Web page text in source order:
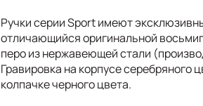
Ручки серии Sport имеют
отличающийся оригинальной
перо из нержавеющей стали
Гравировка на корпусе серебряного
колпачке черного цвета.